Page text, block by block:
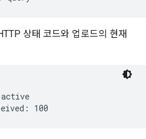
상태 코드와 업로드의 현재
active